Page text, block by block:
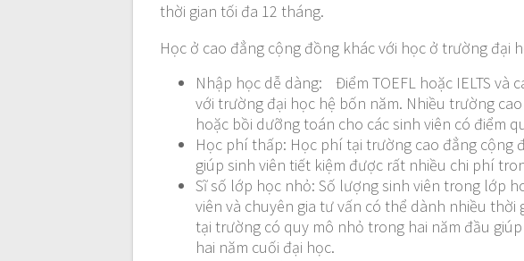
thời gian tối đa 12 tháng.
Học ở cao đẳng cộng đồng khác với học ở trường đại
Nhập học dễ dàng: Điểm TOEFL hoặc IELTS
với trường đại học hệ bốn năm. Nhiều trường
hoặc bồi dưỡng toán cho các sinh viên có điểm
Học phí thấp: Học phí tại trường cao đẳng cộng
giúp sinh viên tiết kiệm được rất nhiều chi phí
Sĩ số lớp học nhỏ: Số lượng sinh viên trong lớp
viên và chuyên gia tư vấn có thể dành nhiều
tại trường có quy mô nhỏ trong hai năm đầu
hai năm cuối đại học.